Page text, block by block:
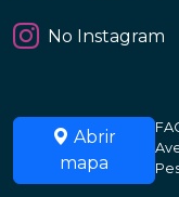
No Instagram
Abrir
mapa